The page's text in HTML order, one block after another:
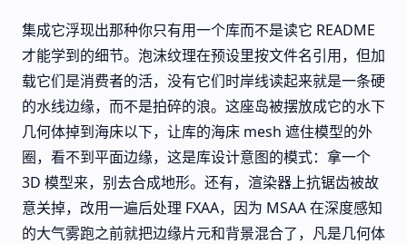
集成它浮现出那种你只有用一个库而不是读它 README
才能学到的细节。泡沫纹理在预设里按文件名引用，但加
载它们是消费者的活，没有它们时岸线读起来就是一条硬
的水线边缘，而不是拍碎的浪。这座岛被摆放成它的水下
几何体掉到海床以下，让库的海床 mesh 遮住模型的外
圈，看不到平面边缘，这是库设计意图的模式：拿一个
3D 模型来，别去合成地形。还有，渲染器上抗锯齿被故
意关掉，改用一遍后处理 FXAA，因为 MSAA 在深度感知
的大气雾跑之前就把边缘片元和背景混合了，凡是几何体